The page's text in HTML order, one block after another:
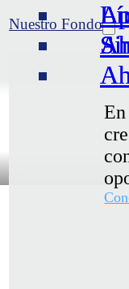
Nuestro Fondo